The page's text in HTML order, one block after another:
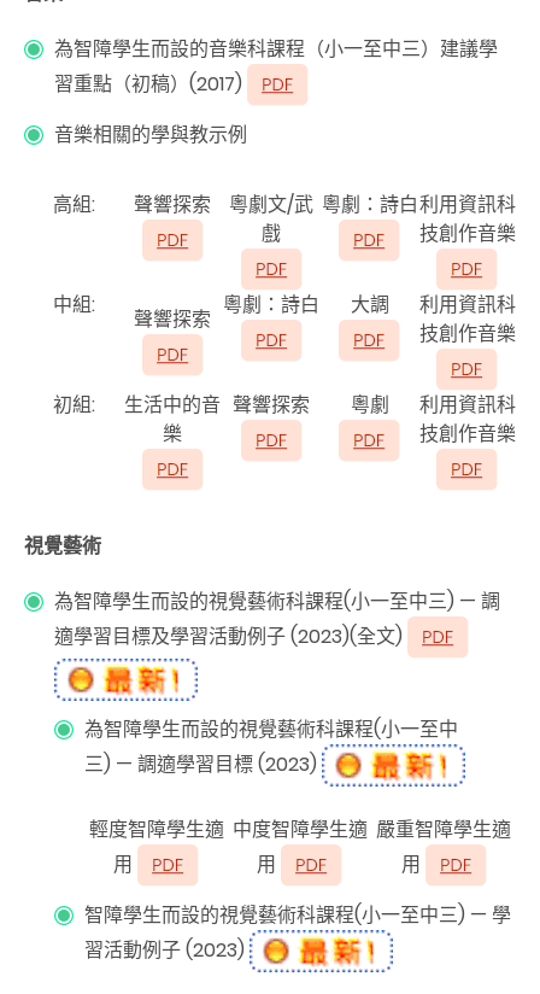
為智障學生而設的音樂科課程（小一至中三）建議學
習重點（初稿）(2017)
音樂相關的學與教示例
高組: 聲響探索
粵劇文/武
戲
粵劇：詩白利用資訊科
技創作音樂
中組:
聲響探索
粵劇：詩白 大調
利用資訊科
技創作音樂
初組:
生活中的音
樂
聲響探索 粵劇
利用資訊科
技創作音樂
視覺藝術
為智障學生而設的視覺藝術科課程(小一至中三) — 調
適學習目標及學習活動例子 (2023)(全文)
為智障學生而設的視覺藝術科課程(小一至中
三) — 調適學習目標 (2023)
輕度智障學生適
用
中度智障學生適
用
嚴重智障學生適
用
智障學生而設的視覺藝術科課程(小一至中三) — 學
習活動例子 (2023)